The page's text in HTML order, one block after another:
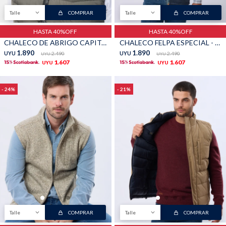
Talle COMPRAR
HASTA 40%OFF
CHALECO DE ABRIGO CAPITONEADO - Verde
UYU 1.890 UYU 2.490
UYU 1.607
Talle COMPRAR
HASTA 40%OFF
CHALECO FELPA ESPECIAL - Azul
UYU 1.890 UYU 2.490
UYU 1.607
24
Talle COMPRAR
21
Talle COMPRAR